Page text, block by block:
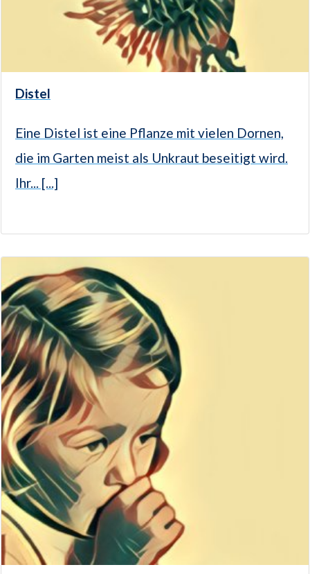
Distel
Eine Distel ist eine Pflanze mit vielen Dornen,
die im Garten meist als Unkraut beseitigt wird.
Ihr... [...]